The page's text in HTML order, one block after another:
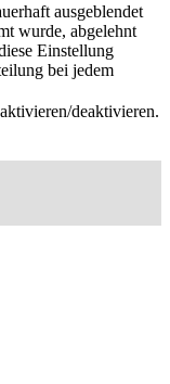
ausgeblendet
wurde, abgelehnt
Einstellung
bei jedem
deaktivieren.